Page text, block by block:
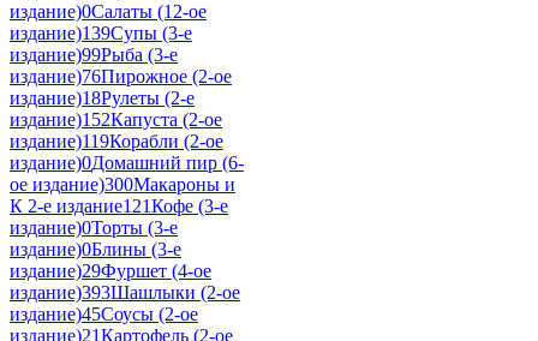
издание)0Салаты (12-ое
издание)139Супы (3-е
издание)99Рыба (3-е
издание)76Пирожное (2-ое
издание)18Рулеты (2-е
издание)152Капуста (2-ое
издание)119Корабли (2-ое
издание)0Домашний пир (6-
ое издание)300Макароны и
К 2-е издание121Кофе (3-е
издание)0Торты (3-е
издание)0Блины (3-е
издание)29Фуршет (4-ое
издание)393Шашлыки (2-ое
издание)45Соусы (2-ое
издание)21Картофель (2-ое